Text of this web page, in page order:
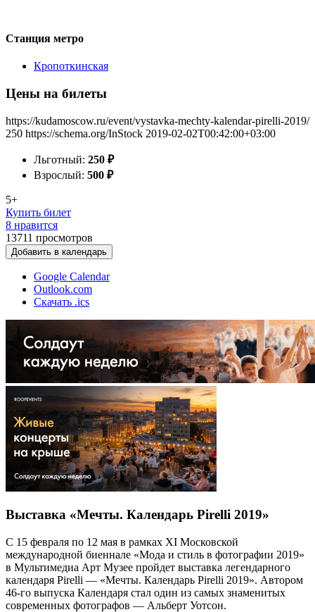
Станция метро
Кропоткинская
Цены на билеты
https://kudamoscow.ru/event/vystavka-mechty-kalendar-pirelli-2019/
250 https://schema.org/InStock 2019-02-02T00:42:00+03:00
Льготный: 250 ₽
Взрослый: 500 ₽
5+
Купить билет
8 нравится
13711 просмотров
Добавить в календарь
Google Calendar
Outlook.com
Скачать .ics
Выставка «Мечты. Календарь Pirelli 2019»
С 15 февраля по 12 мая в рамках XI Московской
международной биеннале «Мода и стиль в фотографии 2019»
в Мультимедиа Арт Музее пройдет выставка легендарного
календаря Pirelli — «Мечты. Календарь Pirelli 2019». Автором
46-го выпуска Календаря стал один из самых знаменитых
современных фотографов — Альберт Уотсон.